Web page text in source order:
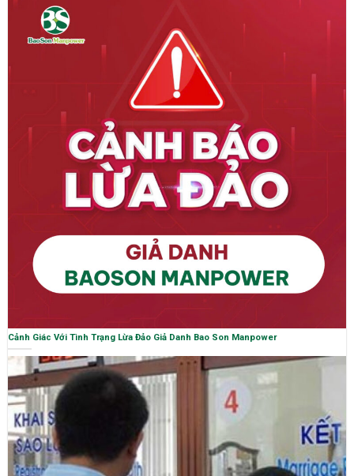
Cảnh Giác Với Tình Trạng Lừa Đảo Giả Danh Bao Son Manpower